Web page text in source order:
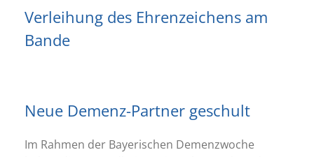
Verleihung des Ehrenzeichens am
Bande
Neue Demenz-Partner geschult
Im Rahmen der Bayerischen Demenzwoche